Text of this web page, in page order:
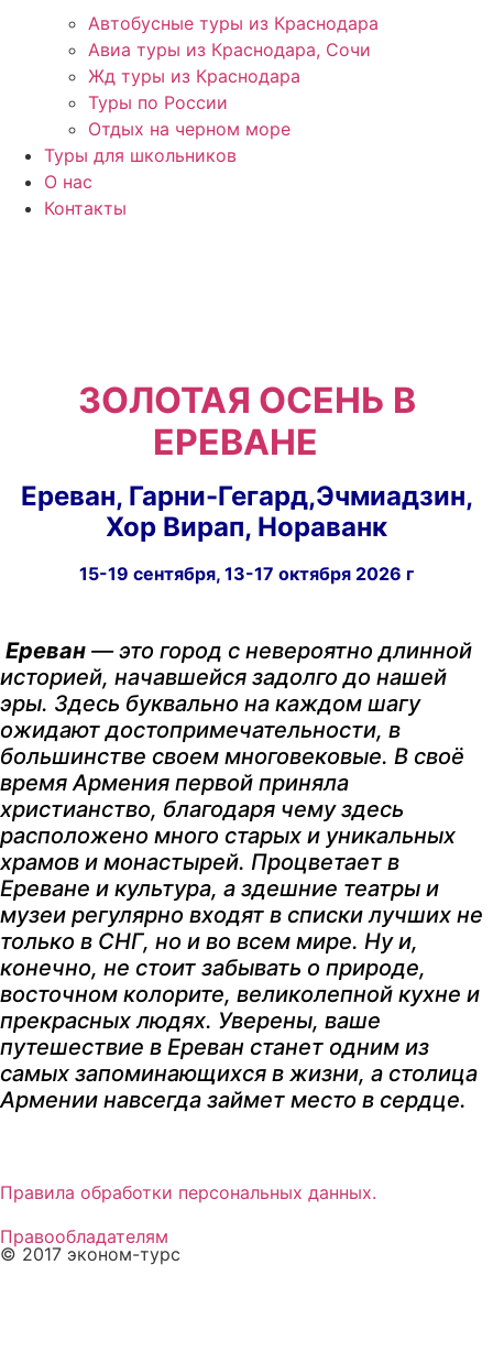
Автобусные туры из Краснодара
Авиа туры из Краснодара, Сочи
Жд туры из Краснодара
Туры по России
Отдых на черном море
Туры для школьников
О нас
Контакты
ЗОЛОТАЯ ОСЕНЬ В
ЕРЕВАНЕ
Ереван, Гарни-Гегард,Эчмиадзин,
Хор Вирап, Нораванк
15-19 сентября, 13-17 октября 2026 г
Ереван — это город с невероятно длинной
историей, начавшейся задолго до нашей
эры. Здесь буквально на каждом шагу
ожидают достопримечательности, в
большинстве своем многовековые. В своё
время Армения первой приняла
христианство, благодаря чему здесь
расположено много старых и уникальных
храмов и монастырей. Процветает в
Ереване и культура, а здешние театры и
музеи регулярно входят в списки лучших не
только в СНГ, но и во всем мире. Ну и,
конечно, не стоит забывать о природе,
восточном колорите, великолепной кухне и
прекрасных людях. Уверены, ваше
путешествие в Ереван станет одним из
самых запоминающихся в жизни, а столица
Армении навсегда займет место в сердце.
Правила обработки персональных данных.
Правообладателям
© 2017 эконом-турс